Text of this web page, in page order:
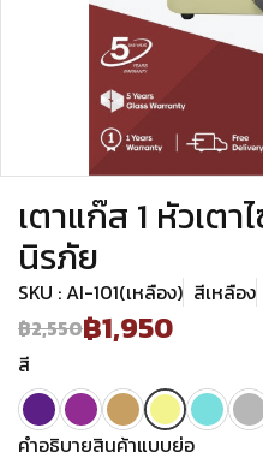
เตาแก๊ส 1 หัวเต
นิรภัย
SKU : AI-101(เหลือง) สีเหลือง
฿2,550฿1,950
สี
คำอธิบายสินค้าแบบย่อ